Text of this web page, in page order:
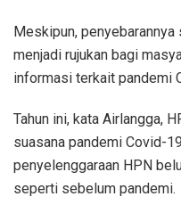
Meskipun,
menjadi rujukan bagi
informasi terkait pandemi
Tahun ini, kata Airlangga,
suasana pandemi Covid-
penyelenggaraan HPN
seperti sebelum pandemi.